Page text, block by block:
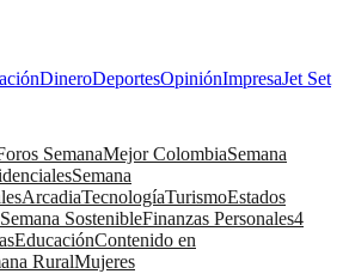
DineroDeportesOpiniónImpresaJet Set
SemanaMejor ColombiaSemana
Semana
ArcadiaTecnologíaTurismoEstados
Semana SostenibleFinanzas Personales4
EducaciónContenido en
RuralMujeres